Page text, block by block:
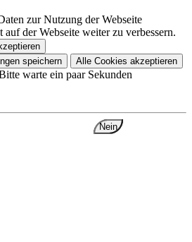
zur Nutzung der Webseite
der Webseite weiter zu verbessern.
speichern
Alle Cookies akzeptieren
warte ein paar Sekunden
Nein